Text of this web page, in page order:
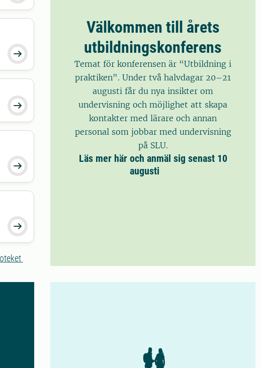




Välkommen till årets
utbildningskonferens
Temat för konferensen är “Utbildning i
praktiken". Under två halvdagar 20–21
augusti får du nya insikter om
undervisning och möjlighet att skapa
kontakter med lärare och annan
personal som jobbar med undervisning
på SLU.
Läs mer här och anmäl sig senast 10
augusti